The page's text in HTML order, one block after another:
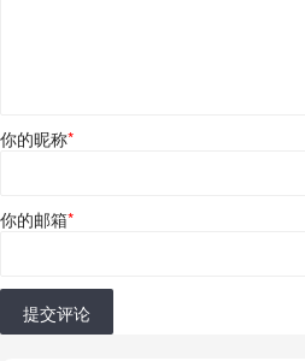
你的昵称*
你的邮箱*
提交评论